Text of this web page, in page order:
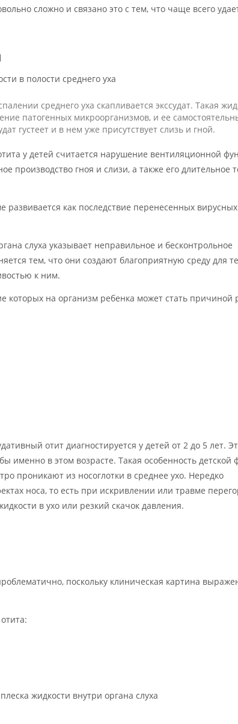
сложно и связано это с тем, что чаще всего
в полости среднего уха
среднего уха скапливается экссудат. Такая
патогенных микроорганизмов, и ее
густеет и в нем уже присутствует слизь и гной.
у детей считается нарушение вентиляционной
производство гноя и слизи, а также его длительное
развивается как последствие перенесенных
слуха указывает неправильное и бесконтрольное
тем, что они создают благоприятную среду для
к ним.
на организм ребенка может стать причиной
отит диагностируется у детей от 2 до 5 лет.
именно в этом возрасте. Такая особенность детской
проникают из носоглотки в среднее ухо. Нередко
носа, то есть при искривлении или травме
в ухо или резкий скачок давления.
поскольку клиническая картина
жидкости внутри органа слуха